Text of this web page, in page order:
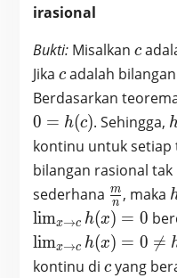
irasional
Bukti: Misalkan c
c
Jika c
cadalah
Berdasarkan
0 = h(c). Sehingga,
kontinu untuk setiap
bilangan rasional
sederhana \frac{m}
{n}
n
m , maka
limx→c h(x) = 0
limx→c h(x) = 0 
=
kontinu di c
cyang